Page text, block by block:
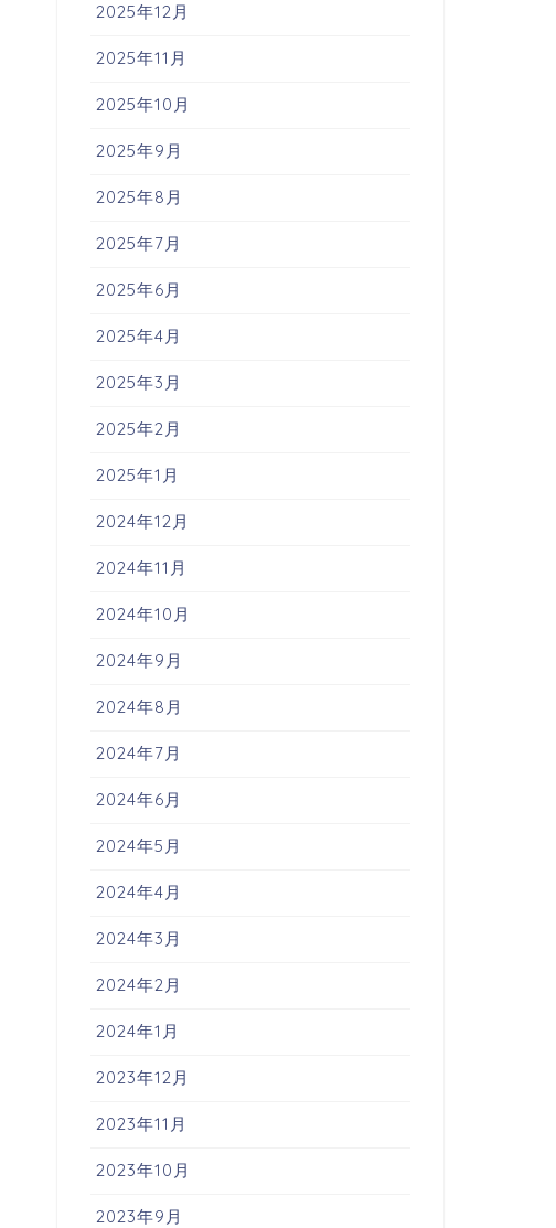
2025年12月
2025年11月
2025年10月
2025年9月
2025年8月
2025年7月
2025年6月
2025年4月
2025年3月
2025年2月
2025年1月
2024年12月
2024年11月
2024年10月
2024年9月
2024年8月
2024年7月
2024年6月
2024年5月
2024年4月
2024年3月
2024年2月
2024年1月
2023年12月
2023年11月
2023年10月
2023年9月